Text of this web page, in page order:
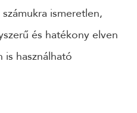
ismeretlen,
és hatékony elven
használható